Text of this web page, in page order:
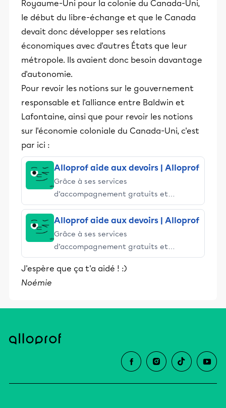
Royaume-Uni pour la colonie du Canada-Uni,
le début du libre-échange et que le Canada
devait donc développer ses relations
économiques avec d'autres États que leur
métropole. Ils avaient donc besoin davantage
d'autonomie.
Pour revoir les notions sur le gouvernement
responsable et l'alliance entre Baldwin et
Lafontaine, ainsi que pour revoir les notions
sur l'économie coloniale du Canada-Uni, c'est
par ici :
Alloprof aide aux devoirs | Alloprof
Grâce à ses services
d’accompagnement gratuits et
stimulants, Alloprof engage les élèves
et leurs parents dans la réussite
éducative.
Alloprof aide aux devoirs | Alloprof
Grâce à ses services
d’accompagnement gratuits et
stimulants, Alloprof engage les élèves
et leurs parents dans la réussite
J'espère que ça t'a aidé ! :)
Noémie